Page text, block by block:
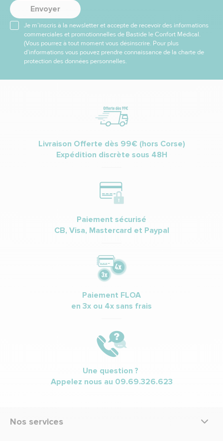
Envoyer
Je m’inscris à la newsletter et accepte de recevoir des informations
commerciales et promotionnelles de Bastide le Confort Médical.
(Vous pourrez à tout moment vous désinscrire. Pour plus
d’informations vous pouvez prendre connaissance de la charte de
protection des données personnelles.
Livraison Offerte dès 99€ (hors Corse)
Expédition discrète sous 48H
Paiement sécurisé
CB, Visa, Mastercard et Paypal
Paiement FLOA
en 3x ou 4x sans frais
Une question ?
Appelez nous au 09.69.326.623
Nos services